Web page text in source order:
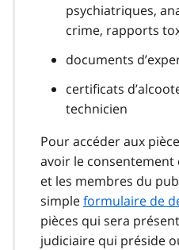
psychiatriques,
crime, rapports
documents
certificats
technicien
Pour accéder aux
avoir le consentement
et les membres du
simpleformulaire de
pièces qui sera
judiciaire qui préside